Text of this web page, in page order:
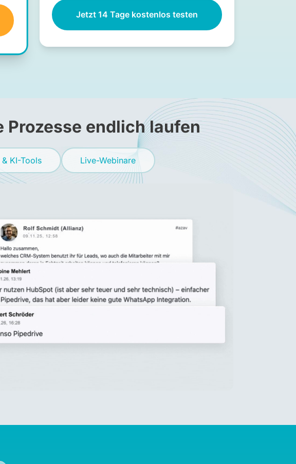
Jetzt 14 Tage kostenlos testen
endlich laufen
KI-Tools Live-Webinare